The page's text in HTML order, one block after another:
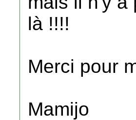
là !!!!
Merci pour
Mamijo